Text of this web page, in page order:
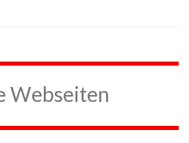
Webseiten